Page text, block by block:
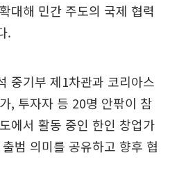
대해 민간 주도의 국제 협력
.
중기부 제1차관과 코리아스
, 투자자 등 20명 안팎이 참
에서 활동 중인 한인 창업가
범 의미를 공유하고 향후 협